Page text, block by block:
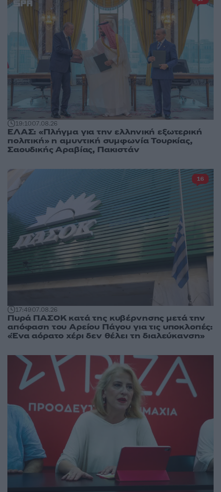
19:1007.08.26
ΕΛΑΣ: «Πλήγμα για την ελληνική εξωτερική
πολιτική» η αμυντική συμφωνία Τουρκίας,
Σαουδικής Αραβίας, Πακιστάν
17:4907.08.26
Πυρά ΠΑΣΟΚ κατά της κυβέρνησης μετά την
απόφαση του Αρείου Πάγου για τις υποκλοπές:
«Ένα αόρατο χέρι δεν θέλει τη διαλεύκανση»
16